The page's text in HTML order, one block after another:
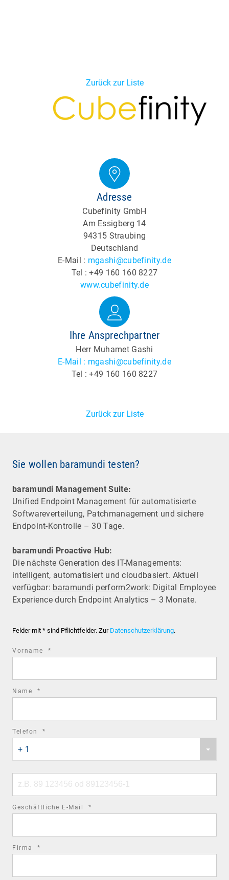
Zurück zur Liste
Adresse
Cubefinity GmbH
Am Essigberg 14
94315 Straubing
Deutschland
E-Mail : mgashi@cubefinity.de
Tel : +49 160 160 8227
www.cubefinity.de
Ihre Ansprechpartner
Herr Muhamet Gashi
E-Mail : mgashi@cubefinity.de
Tel : +49 160 160 8227
Zurück zur Liste
Sie wollen baramundi testen?
baramundi Management Suite:
Unified Endpoint Management für automatisierte
Software­verteilung, Patchmanagement und sichere
Endpoint-Kontrolle – 30 Tage.
baramundi Proactive Hub:
Die nächste Generation des IT-Managements:
intelligent, automatisiert und cloudbasiert. Aktuell
verfügbar: baramundi perform2work: Digital Employee
Experience durch Endpoint Analytics – 3 Monate.
Felder mit * sind Pflichtfelder. Zur Datenschutzerklärung.
Vorname *
Name *
Telefon *
country
code
+ 1
number
Geschäftliche E-Mail *
Firma *